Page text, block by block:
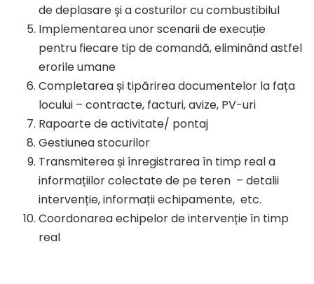
de deplasare și a costurilor cu combustibilul
Implementarea unor scenarii de execuție
pentru fiecare tip de comandă, eliminând astfel
erorile umane
Completarea și tipărirea documentelor la fața
locului – contracte, facturi, avize, PV-uri
Rapoarte de activitate/ pontaj
Gestiunea stocurilor
Transmiterea și înregistrarea în timp real a
informațiilor colectate de pe teren – detalii
intervenție, informații echipamente, etc.
Coordonarea echipelor de intervenție în timp
real